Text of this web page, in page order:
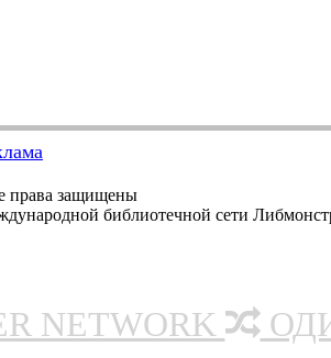
права защищены
библиотечной сети
NETWORK